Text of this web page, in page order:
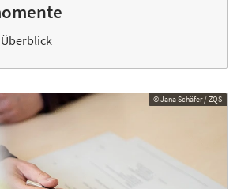
© Jana Schäfer / ZQS